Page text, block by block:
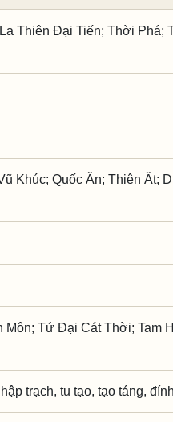
Thiên Đại Tiến; Thời Phá;
Khúc; Quốc Ấn; Thiên Ất;
Môn; Tứ Đại Cát Thời; Tam
trạch, tu tạo, tạo táng,